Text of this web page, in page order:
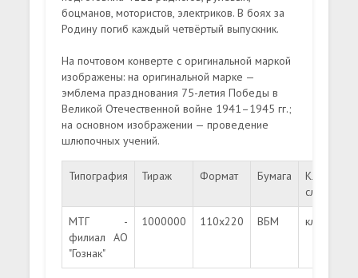
боцманов, мотористов, электриков. В боях за
Родину погиб каждый четвёртый выпускник.
На почтовом конверте с оригинальной маркой
изображены: на оригинальной марке —
эмблема празднования 75-летия Победы в
Великой Отечественной войне 1941–1945 гг.;
на основном изображении — проведение
шлюпочных учений.
Типография Тираж Формат Бумага
Клеевой
слой
МТГ -
филиал АО
"Гознак"
1000000 110x220 ВБМ клей